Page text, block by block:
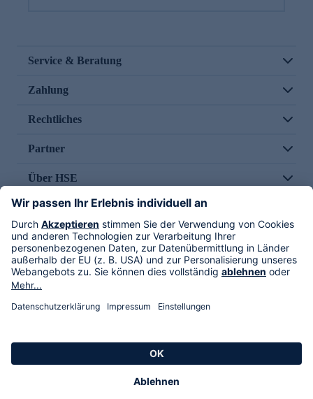
Service & Beratung
Zahlung
Rechtliches
Partner
Über HSE
Im TV
HSE International